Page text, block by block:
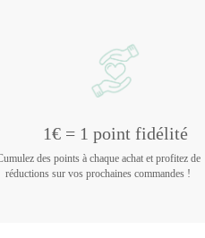
1€ = 1 point fidélité
des points à chaque achat et profitez de
réductions sur vos prochaines commandes !